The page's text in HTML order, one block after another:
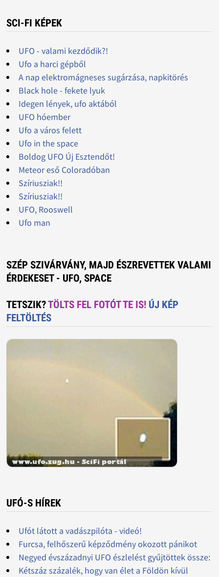
SCI-FI KÉPEK
UFO - valami kezdődik?!
Ufo a harci gépből
A nap elektromágneses sugárzása, napkitörés
Black hole - fekete lyuk
Idegen lények, ufo aktából
UFO hóember
Ufo a város felett
Ufo in the space
Boldog UFO Új Esztendőt!
Meteor eső Coloradóban
Szíriusziak!!
Szíriusziak!!
UFO, Rooswell
Ufo man
SZÉP SZIVÁRVÁNY, MAJD ÉSZREVETTEK VALAMI
ÉRDEKESET - UFO, SPACE
TETSZIK?TÖLTS FEL FOTÓT TE IS! ÚJ KÉP
FELTÖLTÉS
UFÓ-S HÍREK
Ufót látott a vadászpilóta - videó!
Furcsa, felhőszerű képződmény okozott pánikot
Negyed évszázadnyi UFO észlelést gyűjtöttek össze:
Kétszáz százalék, hogy van élet a Földön kívül